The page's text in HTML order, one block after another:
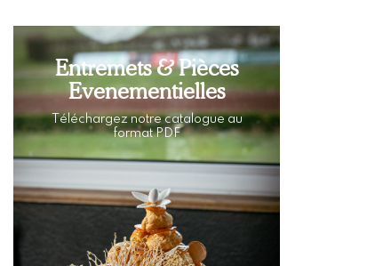
Entremets & Pièces
Evenementielles
Téléchargez notre catalogue au
format PDF